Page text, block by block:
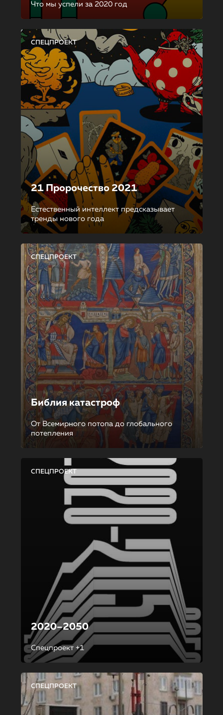
Что мы успели за 2020 год
СПЕЦПРОЕКТ
21 Пророчество 2021
Естественный интеллект предсказывает
тренды нового года
СПЕЦПРОЕКТ
Библия катастроф
От Всемирного потопа до глобального
потепления
СПЕЦПРОЕКТ
2020–2050
Спецпроект +1
СПЕЦПРОЕКТ